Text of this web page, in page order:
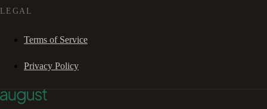
LEGAL
Terms of Service
Privacy Policy